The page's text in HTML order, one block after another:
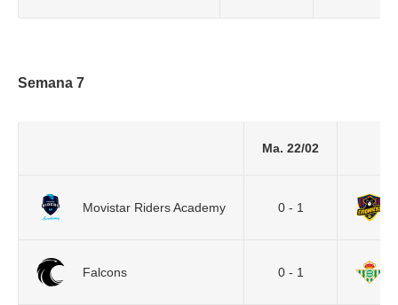
Semana 7
Ma. 22/02
Movistar Riders Academy 0 - 1
Falcons 0 - 1